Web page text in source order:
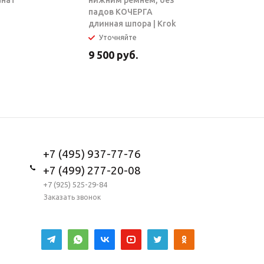
падов КОЧЕРГА
длинная шпора | Krok
Уточняйте
9 500 руб.
+7 (495) 937-77-76
+7 (499) 277-20-08
+7 (925) 525-29-84
Заказать звонок